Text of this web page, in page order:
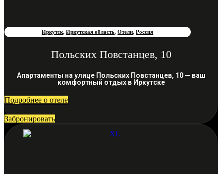
Иркутск,Иркутская область,Отели,Россия
Польских Повстанцев, 10
Апартаменты на улице Польских Повстанцев, 10 — ваш
комфортный отдых в Иркутске
Подробнее о отеле
Забронировать